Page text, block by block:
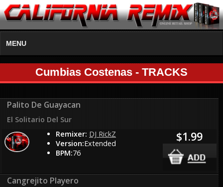
MENU
Cumbias Costenas - TRACKS
Palito De Guayacan
El Solitario Del Sur
Remixer: DJ RickZ
Version:Extended
BPM:76
$1.99
Cangrejito Playero